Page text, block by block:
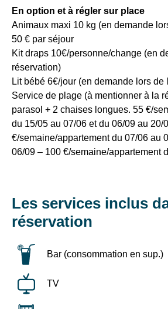
Offre
spéciale
(cumulable
avec
Early
Booking)
-15%
pour
les
séjours
du
26/04
au
21/06
au
27/09
ou
pour
séjours
du
En option et à régler sur place
Animaux maxi 10 kg (en demande
50 € par séjour
Kit draps 10€/personne/change (en
réservation)
Lit bébé 6€/jour (en demande lors de
Service de plage (à mentionner à la
parasol + 2 chaises longues. 55 €/
du 15/05 au 07/06 et du 06/09 au 20/
€/semaine/appartement du 07/06 au
06/09 – 100 €/semaine/appartement
Les services inclus
réservation
Bar (consommation en sup.)
TV
page
mentions
légales
de
notre
site